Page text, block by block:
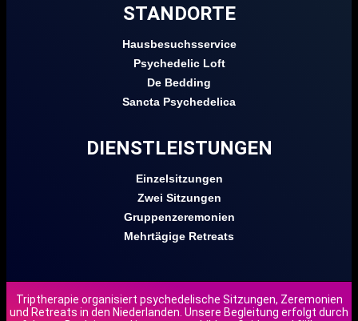
STANDORTE
Hausbesuchsservice
Psychedelic Loft
De Bedding
Sancta Psychedelica
DIENSTLEISTUNGEN
Einzelsitzungen
Zwei Sitzungen
Gruppenzeremonien
Mehrtägige Retreats
Triptherapie organisiert psychedelische Sitzungen, Zeremonien
und Retreats in den Niederlanden. Unsere Begleitung erfolgt durch